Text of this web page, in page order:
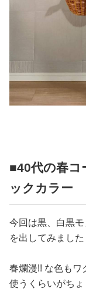
■40代の春コ
ックカラー
今回は黒、白黒
を出してみました
春爛漫!! な色もワ
使うくらいがち